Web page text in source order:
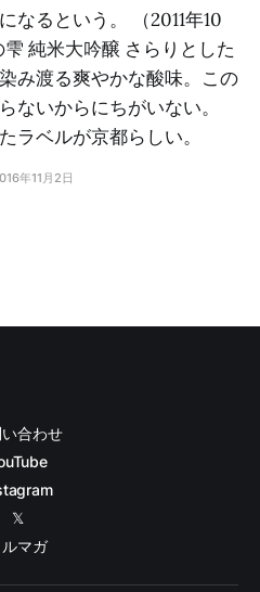
なるという。 （2011年10
純米大吟醸 さらりとした
み渡る爽やかな酸味。この
ないからにちがいない。
ラベルが京都らしい。
年11月2日
合わせ
𝕏
ルマガ